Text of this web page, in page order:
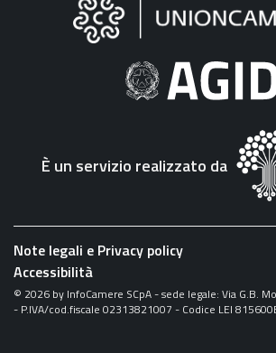
"Fattura
Elettronica"
È un servizio realizzato da
Note legali e Privacy policy
Accessibilità
© 2026 by InfoCamere SCpA - sede legale: Via G.B.
- P.IVA/cod.fiscale 02313821007 - Codice LEI